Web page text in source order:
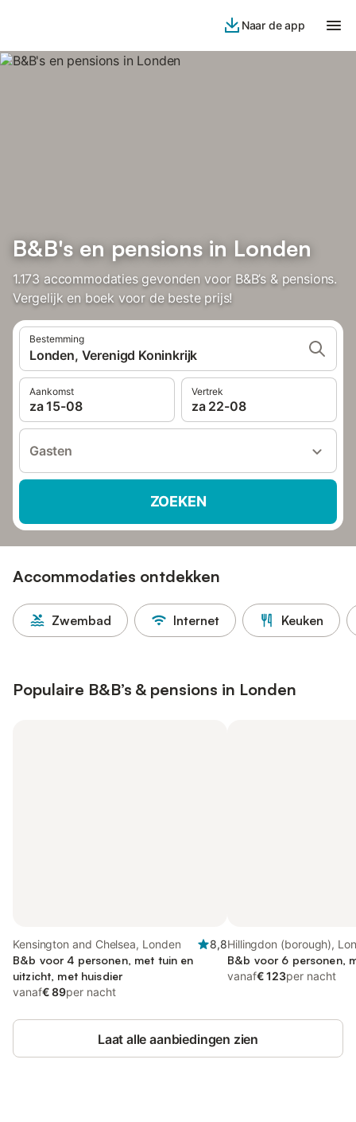
Naar de app
B&B's en pensions in Londen
1.173 accommodaties gevonden voor B&B’s & pensions.
Vergelijk en boek voor de beste prijs!
Bestemming
Londen, Verenigd Koninkrijk
Aankomst
za 15-08
Vertrek
za 22-08
Gasten
ZOEKEN
Accommodaties ontdekken
Zwembad Internet Keuken
Populaire B&B’s & pensions in Londen
Kensington and Chelsea, Londen
8,8
B&b voor 4 personen, met tuin en
uitzicht, met huisdier
vanaf€ 89per nacht
Hillingdon (borough),
B&b voor 6 personen,
vanaf€ 123per nacht
Laat alle aanbiedingen zien